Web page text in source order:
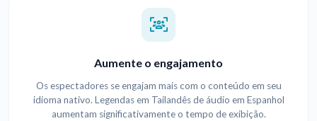
Aumente o engajamento
Os espectadores se engajam mais com o conteúdo em seu
idioma nativo. Legendas em Tailandês de áudio em Espanhol
aumentam significativamente o tempo de exibição.